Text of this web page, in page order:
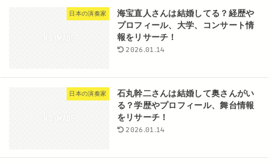
日本の演奏家
海宝直人さんは結婚してる？経歴や
プロフィール、大学、コンサート情
報をリサーチ！
2026.01.14
日本の演奏家
石丸幹二さんは結婚して奥さんがい
る？学歴やプロフィール、舞台情報
をリサーチ！
2026.01.14